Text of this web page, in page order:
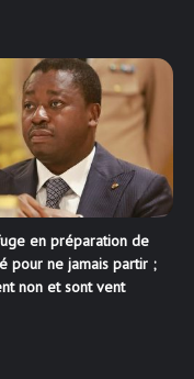
en préparation de
pour ne jamais partir ;
non et sont vent